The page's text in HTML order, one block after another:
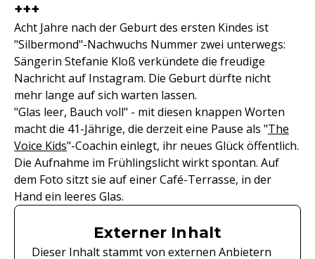
+++
Acht Jahre nach der Geburt des ersten Kindes ist
"Silbermond"-Nachwuchs Nummer zwei unterwegs:
Sängerin Stefanie Kloß verkündete die freudige
Nachricht auf Instagram. Die Geburt dürfte nicht
mehr lange auf sich warten lassen.
"Glas leer, Bauch voll" - mit diesen knappen Worten
macht die 41-Jährige, die derzeit eine Pause als "The
Voice Kids"-Coachin einlegt, ihr neues Glück öffentlich.
Die Aufnahme im Frühlingslicht wirkt spontan. Auf
dem Foto sitzt sie auf einer Café-Terrasse, in der
Hand ein leeres Glas.
Externer Inhalt
Dieser Inhalt stammt von externen Anbietern